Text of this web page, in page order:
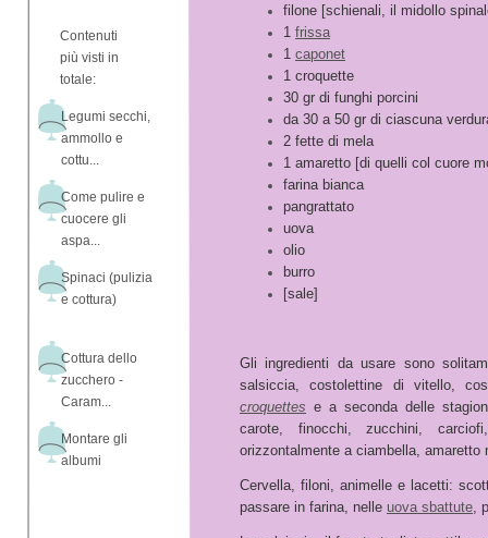
Contenuti
più visti in
totale:
Legumi secchi,
ammollo e
cottu...
Come pulire e
cuocere gli
aspa...
Spinaci (pulizia
e cottura)
Cottura dello
zucchero -
Caram...
Montare gli
albumi
filone [schienali, il midollo
1 frissa
1 caponet
1 croquette
30 gr di funghi porcini
da 30 a 50 gr di ciascuna
2 fette di mela
1 amaretto [di quelli col cuore
farina bianca
pangrattato
uova
olio
burro
[sale]
Gli ingredienti da usare sono
salsiccia, costolettine di vitello,
croquettes e a seconda delle
carote, finocchi, zucchini,
orizzontalmente a ciambella, amaretto
Cervella, filoni, animelle e lacetti:
passare in farina, nelle uova sbattute,